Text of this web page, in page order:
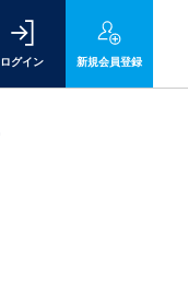
ログイン 新規会員登録